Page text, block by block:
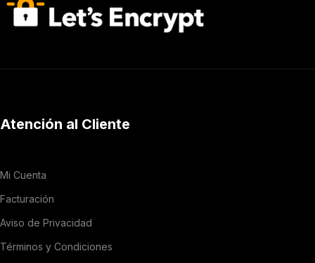
Atención al Cliente
Mi Cuenta
Facturación
Aviso de Privacidad
Términos y Condiciones